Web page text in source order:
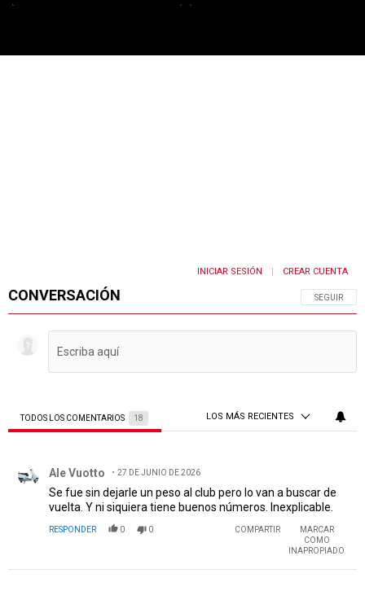
CONVERSACIÓN SIGA ESTA
SEGUIR
INICIAR SESIÓN CREAR CUENTA
TODOS LOS COMENTARIOS 18 LOS MÁS RECIENTES
Ale Vuotto 27 DE JUNIO DE 2026
Se fue sin dejarle un peso al club pero lo van a buscar de
vuelta. Y ni siquiera tiene buenos números. Inexplicable.
RESPONDER 0 0 COMPARTIR
MARCAR
COMO
INAPROPIADO